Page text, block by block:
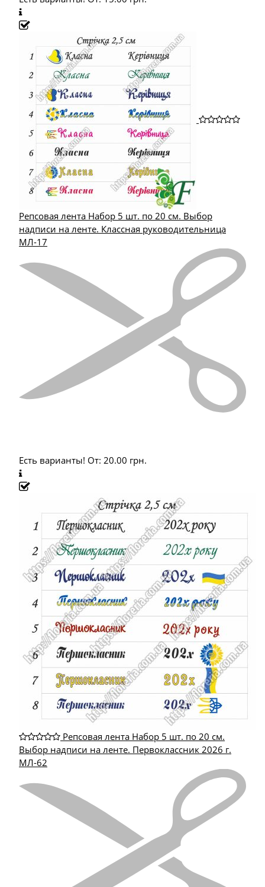
Репсовая лента Набор 5 шт. по 20 см. Выбор
надписи на ленте. Классная руководительница
МЛ-17
Есть варианты! От: 20.00 грн.
Репсовая лента Набор 5 шт. по 20 см.
Выбор надписи на ленте. Первоклассник 2026 г.
МЛ-62